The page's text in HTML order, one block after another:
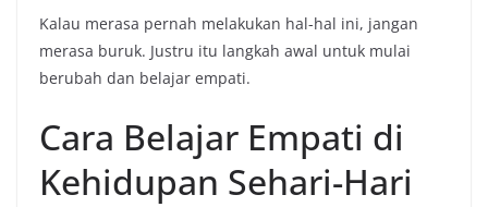
Kalau merasa pernah melakukan hal-hal ini, jangan
merasa buruk. Justru itu langkah awal untuk mulai
berubah dan belajar empati.
Cara Belajar Empati di
Kehidupan Sehari-Hari